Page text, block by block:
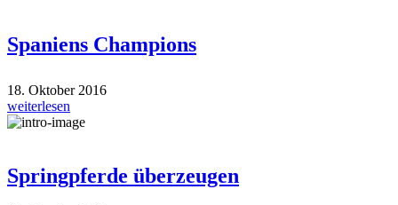
Spaniens Champions
18. Oktober 2016
weiterlesen
Springpferde überzeugen